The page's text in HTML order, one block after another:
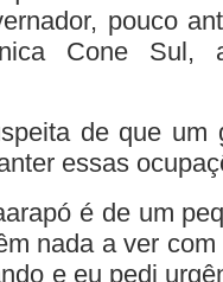
pouco
Cone Sul,
de que um
essas
é de um
nada a ver
e eu pedi